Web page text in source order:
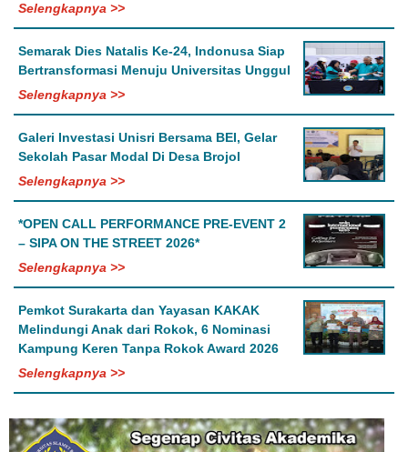
Selengkapnya >>
Semarak Dies Natalis Ke-24, Indonusa Siap
Bertransformasi Menuju Universitas Unggul
Selengkapnya >>
Galeri Investasi Unisri Bersama BEI, Gelar
Sekolah Pasar Modal Di Desa Brojol
Selengkapnya >>
*OPEN CALL PERFORMANCE PRE-EVENT 2
– SIPA ON THE STREET 2026*
Selengkapnya >>
Pemkot Surakarta dan Yayasan KAKAK
Melindungi Anak dari Rokok, 6 Nominasi
Kampung Keren Tanpa Rokok Award 2026
Selengkapnya >>